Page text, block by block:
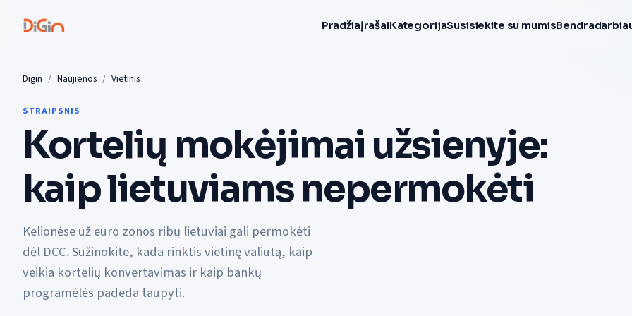
PradžiaĮrašaiKategorijaSusisiekite su mumis
Digin Naujienos Vietinis
STRAIPSNIS
Kortelių mokėjimai užsienyje:
kaip lietuviams nepermokėti
Kelionėse už euro zonos ribų lietuviai gali permokėti
dėl DCC. Sužinokite, kada rinktis vietinę valiutą, kaip
veikia kortelių konvertavimas ir kaip bankų
programėlės padeda taupyti.